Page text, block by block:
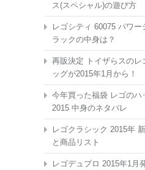
ス(スペシャル)の遊び方
レゴシティ 60075 パワー
ラックの中身は？
再販決定 トイザらスのレ
ッグが2015年1月から！
今年買った福袋 レゴのハ
2015 中身のネタバレ
レゴクラシック 2015年
と商品リスト
レゴデュプロ 2015年1月